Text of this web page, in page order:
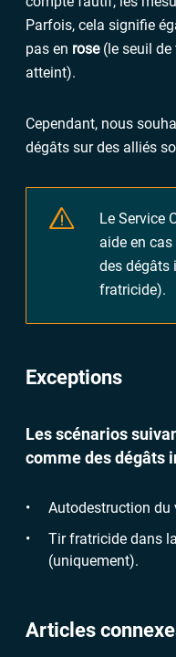
Parfois, cela signifie
pas en rose(le seuil
atteint).
Cependant, nous
dégâts sur des alliés
Le Service
aide en
des dégâts
fratricide).
Exceptions
Les scénarios
comme des dégâts
Autodestruction du
Tir fratricide dans la
(uniquement).
Articles